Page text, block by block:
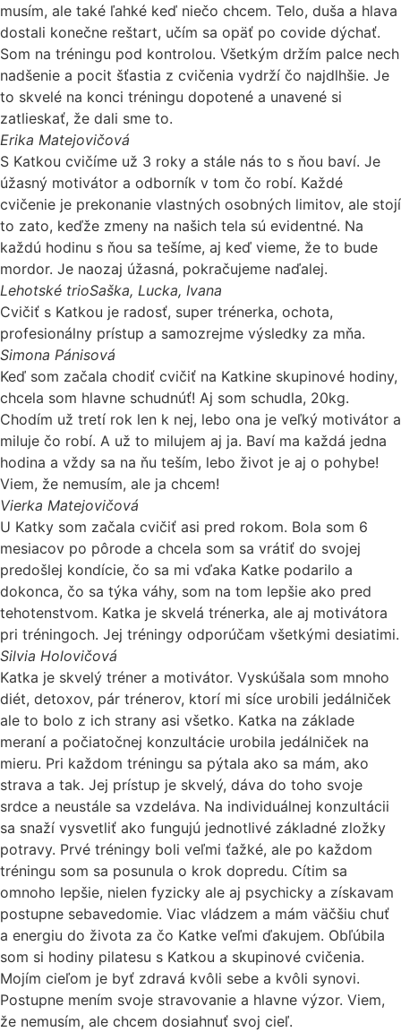
musím, ale také ľahké keď niečo chcem. Telo, duša a hlava
dostali konečne reštart, učím sa opäť po covide dýchať.
Som na tréningu pod kontrolou. Všetkým držím palce nech
nadšenie a pocit šťastia z cvičenia vydrží čo najdlhšie. Je
to skvelé na konci tréningu dopotené a unavené si
zatlieskať, že dali sme to.
Erika Matejovičová
S Katkou cvičíme už 3 roky a stále nás to s ňou baví. Je
úžasný motivátor a odborník v tom čo robí. Každé
cvičenie je prekonanie vlastných osobných limitov, ale stojí
to zato, keďže zmeny na našich tela sú evidentné. Na
každú hodinu s ňou sa tešíme, aj keď vieme, že to bude
mordor. Je naozaj úžasná, pokračujeme naďalej.
Lehotské trioSaška, Lucka, Ivana
Cvičiť s Katkou je radosť, super trénerka, ochota,
profesionálny prístup a samozrejme výsledky za mňa.
Simona Pánisová
Keď som začala chodiť cvičiť na Katkine skupinové hodiny,
chcela som hlavne schudnúť! Aj som schudla, 20kg.
Chodím už tretí rok len k nej, lebo ona je veľký motivátor a
miluje čo robí. A už to milujem aj ja. Baví ma každá jedna
hodina a vždy sa na ňu teším, lebo život je aj o pohybe!
Viem, že nemusím, ale ja chcem!
Vierka Matejovičová
U Katky som začala cvičiť asi pred rokom. Bola som 6
mesiacov po pôrode a chcela som sa vrátiť do svojej
predošlej kondície, čo sa mi vďaka Katke podarilo a
dokonca, čo sa týka váhy, som na tom lepšie ako pred
tehotenstvom. Katka je skvelá trénerka, ale aj motivátora
pri tréningoch. Jej tréningy odporúčam všetkými desiatimi.
Silvia Holovičová
Katka je skvelý tréner a motivátor. Vyskúšala som mnoho
diét, detoxov, pár trénerov, ktorí mi síce urobili jedálniček
ale to bolo z ich strany asi všetko. Katka na základe
meraní a počiatočnej konzultácie urobila jedálniček na
mieru. Pri každom tréningu sa pýtala ako sa mám, ako
strava a tak. Jej prístup je skvelý, dáva do toho svoje
srdce a neustále sa vzdeláva. Na individuálnej konzultácii
sa snaží vysvetliť ako fungujú jednotlivé základné zložky
potravy. Prvé tréningy boli veľmi ťažké, ale po každom
tréningu som sa posunula o krok dopredu. Cítim sa
omnoho lepšie, nielen fyzicky ale aj psychicky a získavam
postupne sebavedomie. Viac vládzem a mám väčšiu chuť
a energiu do života za čo Katke veľmi ďakujem. Obľúbila
som si hodiny pilatesu s Katkou a skupinové cvičenia.
Mojím cieľom je byť zdravá kvôli sebe a kvôli synovi.
Postupne mením svoje stravovanie a hlavne výzor. Viem,
že nemusím, ale chcem dosiahnuť svoj cieľ.